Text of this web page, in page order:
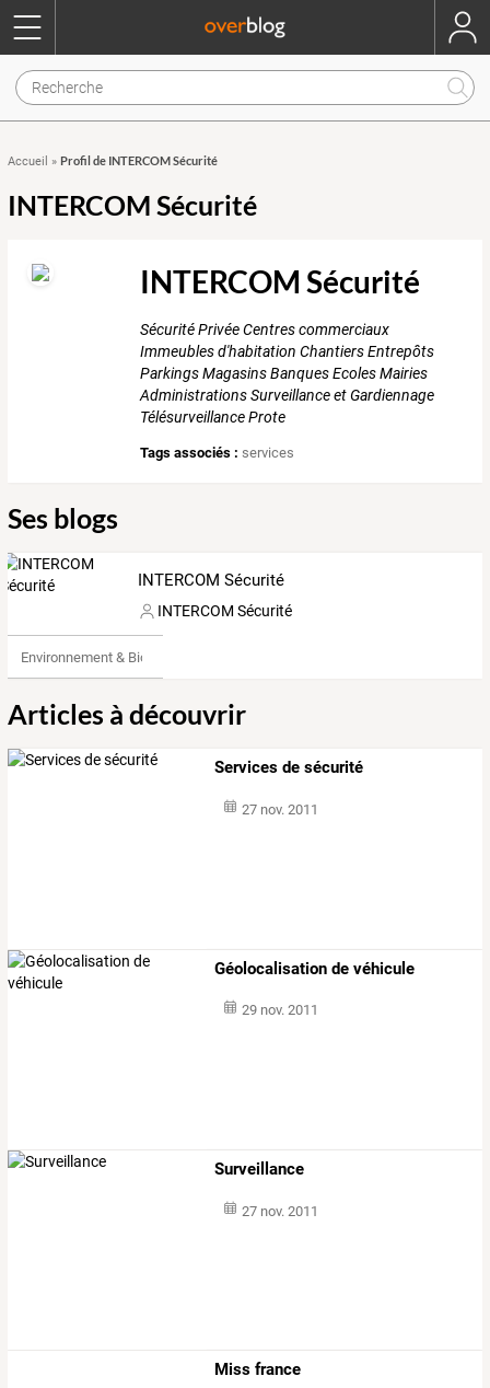
Accueil » Profil de INTERCOM Sécurité
INTERCOM Sécurité
INTERCOM Sécurité
Sécurité Privée Centres commerciaux
Immeubles d'habitation Chantiers Entrepôts
Parkings Magasins Banques Ecoles Mairies
Administrations Surveillance et Gardiennage
Télésurveillance Prote
Tags associés : services
Ses blogs
INTERCOM Sécurité
INTERCOM Sécurité
Environnement & Bio
Articles à découvrir
Services de sécurité
27 nov. 2011
Géolocalisation de véhicule
29 nov. 2011
Surveillance
27 nov. 2011
Miss france